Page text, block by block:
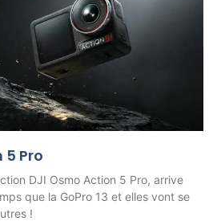
5 Pro
DJI Osmo Action 5 Pro, arrive
que la GoPro 13 et elles vont se
!